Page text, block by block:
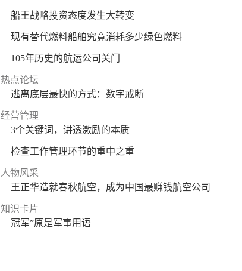
船王战略投资态度发生大转变
现有替代燃料船舶究竟消耗多少绿色燃料
105年历史的航运公司关门
热点论坛
逃离底层最快的方式：数字戒断
经营管理
3个关键词，讲透激励的本质
检查工作管理环节的重中之重
人物风采
王正华造就春秋航空，成为中国最赚钱航空公司
知识卡片
冠军”原是军事用语